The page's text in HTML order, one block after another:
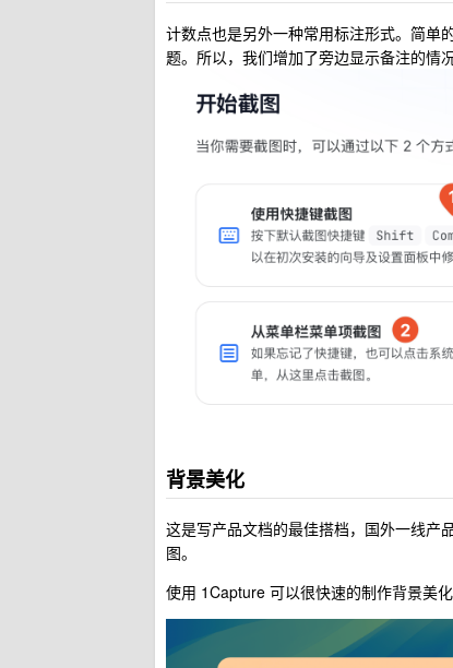
计数点也是另外一种常用标注形式。简单
题。所以，我们增加了旁边显示备注的情
背景美化
这是写产品文档的最佳搭档，国外一线产
图。
使用 1Capture 可以很快速的制作背景美化